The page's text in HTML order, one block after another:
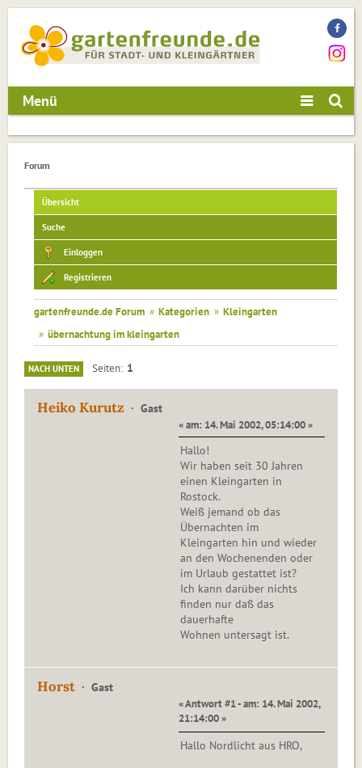
Menü
Forum
Übersicht
Suche
Einloggen
Registrieren
gartenfreunde.de Forum » Kategorien » Kleingarten
» übernachtung im kleingarten
NACH UNTEN Seiten 1
Heiko Kurutz Gast
« am: 14. Mai 2002, 05:14:00 »
Hallo!
Wir haben seit 30 Jahren
einen Kleingarten in
Rostock.
Weiß jemand ob das
Übernachten im
Kleingarten hin und wieder
an den Wochenenden oder
im Urlaub gestattet ist?
Ich kann darüber nichts
finden nur daß das
dauerhafte
Wohnen untersagt ist.
Horst Gast
« Antwort #1 - am: 14. Mai 2002,
21:14:00 »
Hallo Nordlicht aus HRO,